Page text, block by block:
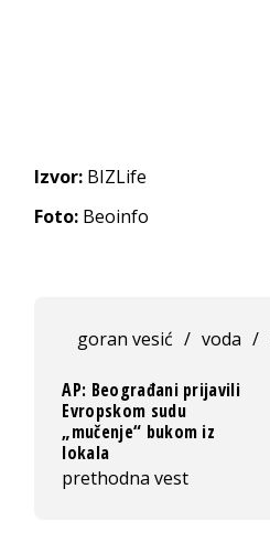
Izvor: BIZLife
Foto: Beoinfo
goran vesić / voda /
AP: Beograđani prijavili
Evropskom sudu
„mučenje“ bukom iz
lokala
prethodna vest